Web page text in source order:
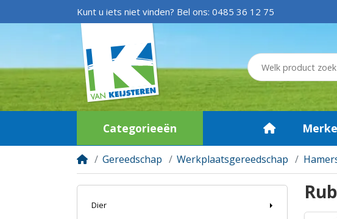
Kunt u iets niet vinden? Bel ons: 0485 36 12 75
Categorieeën
Gereedschap Werkplaatsgereedschap
Dier